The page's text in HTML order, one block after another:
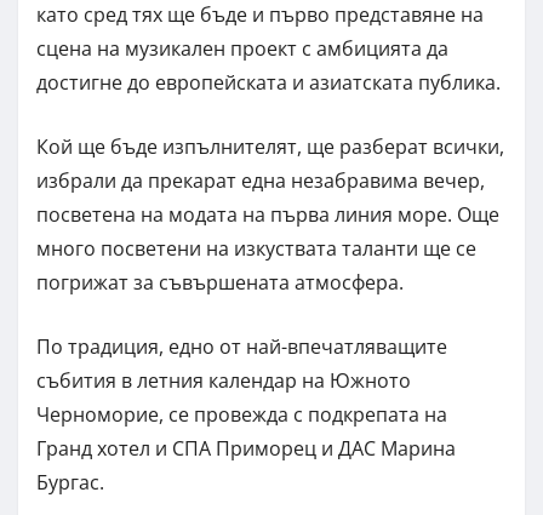
като сред тях ще бъде и първо представяне на
сцена на музикален проект с амбицията да
достигне до европейската и азиатската публика.
Кой ще бъде изпълнителят, ще разберат всички,
избрали да прекарат една незабравима вечер,
посветена на модата на първа линия море. Още
много посветени на изкуствата таланти ще се
погрижат за съвършената атмосфера.
По традиция, едно от най-впечатляващите
събития в летния календар на Южното
Черноморие, се провежда с подкрепата на
Гранд хотел и СПА Приморец и ДАС Марина
Бургас.